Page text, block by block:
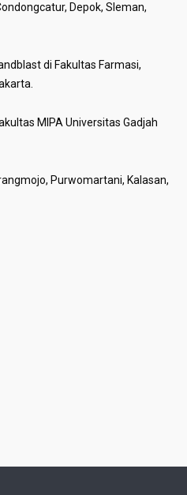
Depok, Sleman,
di Fakultas Farmasi,
MIPA Universitas Gadjah
Purwomartani, Kalasan,